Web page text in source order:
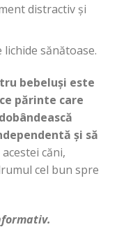
distractiv și
sănătoase.
bebeluși este
părinte care
și să
căni,
cel bun spre